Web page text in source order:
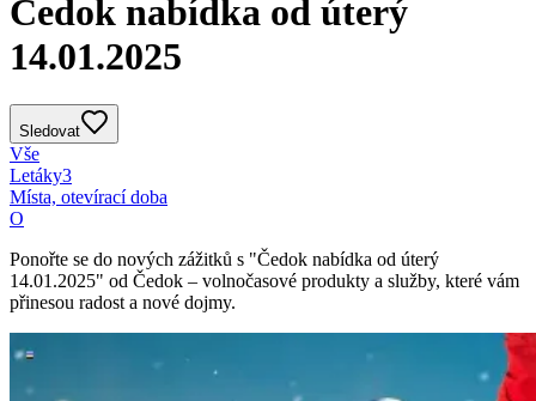
Čedok nabídka od úterý
14.01.2025
Sledovat
Vše
Letáky3
Místa, otevírací doba
O
Ponořte se do nových zážitků s "Čedok nabídka od úterý
14.01.2025" od Čedok – volnočasové produkty a služby, které vám
přinesou radost a nové dojmy.